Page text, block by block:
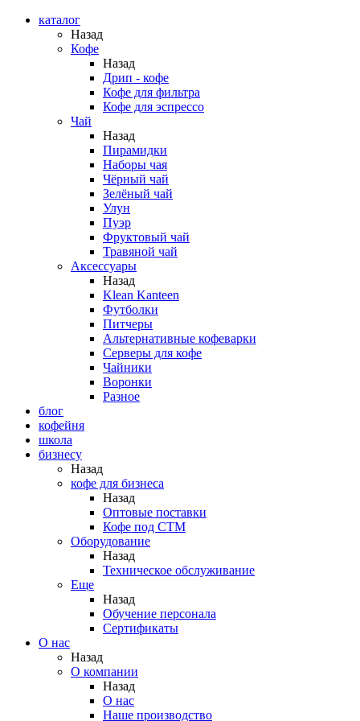
каталог
Назад
Кофе
Назад
Дрип - кофе
Кофе для фильтра
Кофе для эспрессо
Чай
Назад
Пирамидки
Наборы чая
Чёрный чай
Зелёный чай
Улун
Пуэр
Фруктовый чай
Травяной чай
Аксессуары
Назад
Klean Kanteen
Футболки
Питчеры
Альтернативные кофеварки
Серверы для кофе
Чайники
Воронки
Разное
блог
кофейня
школа
бизнесу
Назад
кофе для бизнеса
Назад
Оптовые поставки
Кофе под СТМ
Оборудование
Назад
Техническое обслуживание
Еще
Назад
Обучение персонала
Сертификаты
О нас
Назад
O компании
Назад
О нас
Наше производство